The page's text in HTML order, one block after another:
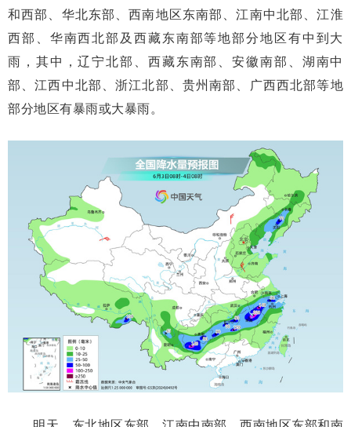
和西部、华北东部、西南地区东南部、江南中北部、江淮
西部、华南西北部及西藏东南部等地部分地区有中到大
雨，其中，辽宁北部、西藏东南部、安徽南部、湖南中
部、江西中北部、浙江北部、贵州南部、广西西北部等地
部分地区有暴雨或大暴雨。